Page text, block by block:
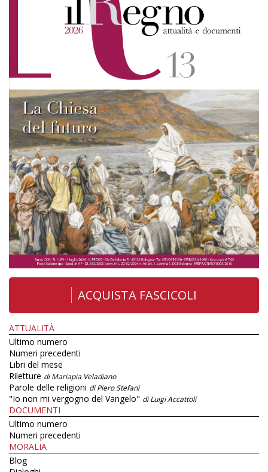
ACQUISTA FASCICOLI
ATTUALITÀ
Ultimo numero
Numeri precedenti
Libri del mese
Riletture di Mariapia Veladiano
Parole delle religioni di Piero Stefani
"Io non mi vergogno del Vangelo" di Luigi Accattoli
DOCUMENTI
Ultimo numero
Numeri precedenti
MORALIA
Blog